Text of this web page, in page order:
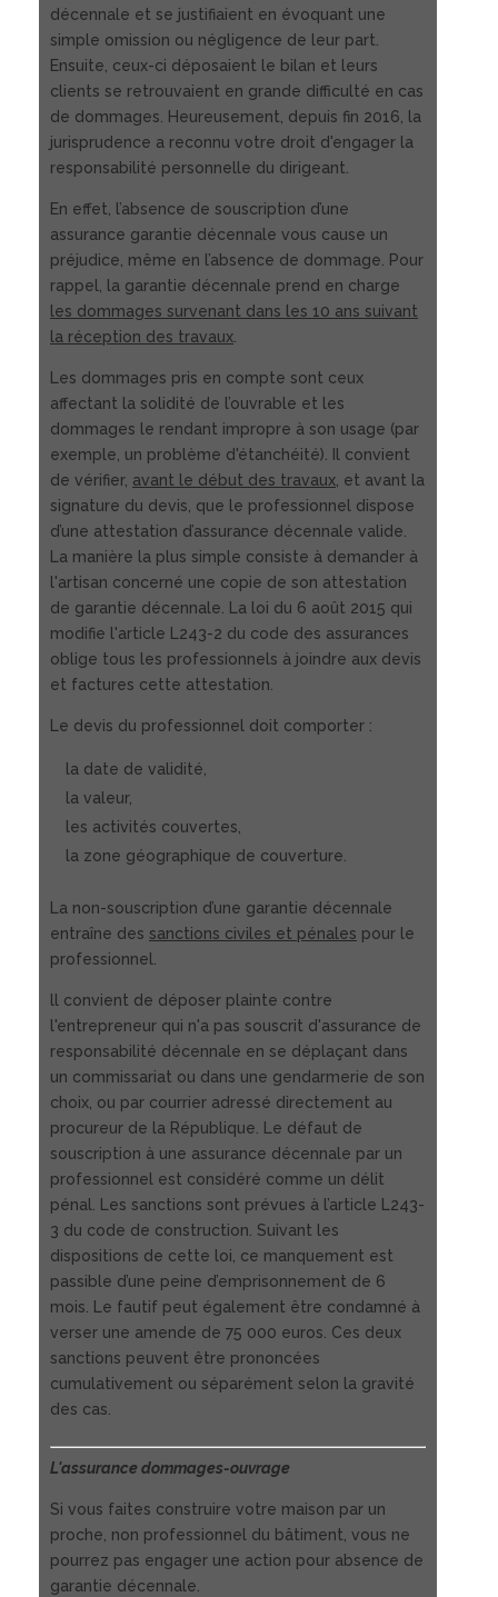
décennale et se justifiaient en évoquant une
simple omission ou négligence de leur part.
Ensuite, ceux-ci déposaient le bilan et leurs
clients se retrouvaient en grande difficulté en cas
de dommages. Heureusement, depuis fin 2016, la
jurisprudence a reconnu votre droit d'engager la
responsabilité personnelle du dirigeant.
En effet, l’absence de souscription d’une
assurance garantie décennale vous cause un
préjudice, même en l’absence de dommage. Pour
rappel, la garantie décennale prend en charge
les dommages survenant dans les 10 ans suivant
la réception des travaux
Les dommages pris en compte sont ceux
affectant la solidité de l’ouvrable et les
dommages le rendant impropre à son usage (par
exemple, un problème d'étanchéité). Il convient
de vérifier, avant le début des travaux , et avant la
signature du devis, que le professionnel dispose
d’une attestation d’assurance décennale valide.
La manière la plus simple consiste à demander à
l'artisan concerné une copie de son attestation
de garantie décennale. La loi du 6 août 2015 qui
modifie l'article L243-2 du code des assurances
oblige tous les professionnels à joindre aux devis
et factures cette attestation.
Le devis du professionnel doit comporter :
la date de validité,
la valeur,
les activités couvertes,
la zone géographique de couverture.
La non-souscription d’une garantie décennale
entraîne des sanctions civiles et pénales pour le
professionnel.
ll convient de déposer plainte contre
l'entrepreneur qui n'a pas souscrit d'assurance de
responsabilité décennale en se déplaçant dans
un commissariat ou dans une gendarmerie de son
choix, ou par courrier adressé directement au
procureur de la République. Le défaut de
souscription à une assurance décennale par un
professionnel est considéré comme un délit
pénal. Les sanctions sont prévues à l’article L243-
3 du code de construction. Suivant les
dispositions de cette loi, ce manquement est
passible d’une peine d’emprisonnement de 6
mois. Le fautif peut également être condamné à
verser une amende de 75 000 euros. Ces deux
sanctions peuvent être prononcées
cumulativement ou séparément selon la gravité
des cas.
L'assurance dommages-ouvrage
Si vous faites construire votre maison par un
proche, non professionnel du bâtiment, vous ne
pourrez pas engager une action pour absence de
garantie décennale.